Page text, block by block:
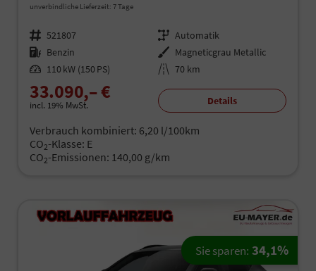
unverbindliche Lieferzeit: 7 Tage
Fahrzeugnr. 521807 Getriebe Automatik
Kraftstoff Benzin Außenfarbe Magneticgrau Metallic
Leistung 110 kW (150 PS) Kilometerstand 70 km
33.090,– €
incl. 19% MwSt. Details
Verbrauch kombiniert: 6,20 l/100km
CO2-Klasse: E
CO2-Emissionen: 140,00 g/km
Sie sparen: 34,1%